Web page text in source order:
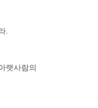
.
랫사람의